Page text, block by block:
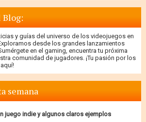
y guías del universo de los videojuegos en
desde los grandes lanzamientos
en el gaming, encuentra tu próxima
comunidad de jugadores. ¡Tu pasión por los
semana
juego indie y algunos claros ejemplos